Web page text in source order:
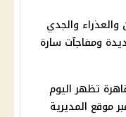
والعذراء والجدي
ومفاجآت سارة
تظهر اليوم
موقع المديرية